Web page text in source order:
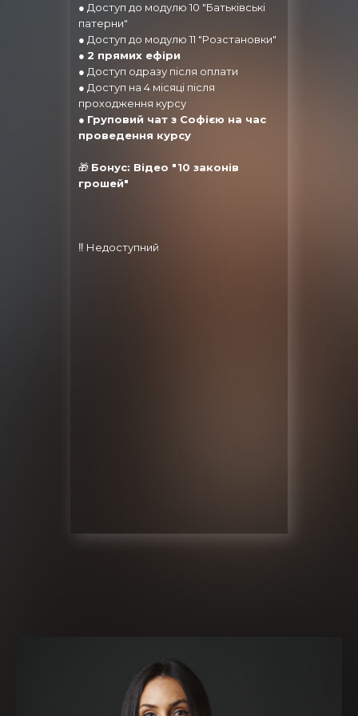
● Доступ до модулю 10 "Батьківські
патерни"
● Доступ до модулю 11 "Розстановки"
● 2 прямих ефіри
● Доступ одразу після оплати
● Доступ на 4 місяці після
проходження курсу
● Груповий чат з Софією на час
проведення курсу
🎁 Бонус: Відео "10 законів
грошей"
‼️ Недоступний